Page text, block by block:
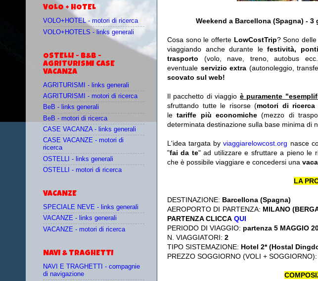
Weekend a Barcellona (Spagna) -
Cosa sono le offerte LowCostTrip? Sono
viaggiando anche durante lefestività,
trasporto (volo, nave, treno, autobus
eventuale servizio extra (autonoleggio,
scovato sul web!
Il pacchetto di viaggio è puramente
sfruttando tutte le risorse (motori di ricerca
le tariffe più economiche(mezzo di
determinata destinazione sulla base minima di
L'idea targata byviaggiarelowcost.org nasce
"fai da te" ad utilizzare e sfruttare a pieno le
che è possibile viaggiare e concedersi una
LA
DESTINAZIONE: Barcellona (Spagna)
AEROPORTO DI PARTENZA: MILANO
PARTENZA CLICCA QUI
PERIODO DI VIAGGIO: partenza 5 MAGGIO
N. VIAGGIATORI: 2
TIPO SISTEMAZIONE: Hotel 2* (Hostal
PREZZO SOGGIORNO (VOLI + SOGGIORNO):
VOLO + HOTEL
VOLO+HOTEL - motori di ricerca
VOLO+HOTELS - links generali
OSTELLI - B&B -
AGRITURISMI CASE
VACANZA
AGRITURISMI - links generali
AGRITURISMI - motori di ricerca
BeB - links generali
BeB - motori di ricerca
CASE VACANZA - links generali
CASE VACANZE - motori di
ricerca
OSTELLI - links generali
OSTELLI - motori di ricerca
VACANZE
SPECIALE NEVE - links generali
VACANZE - links generali
VACANZE - motori di ricerca
NAVI & TRAGHETTI
NAVI E TRAGHETTI - compagnie
di navigazione